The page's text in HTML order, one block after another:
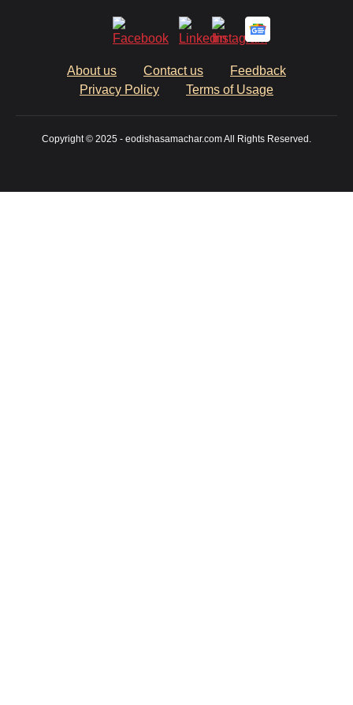
About us Contact us
Feedback
Privacy Policy
Terms of Usage
Copyright © 2025 - eodishasamachar.com All Rights Reserved.